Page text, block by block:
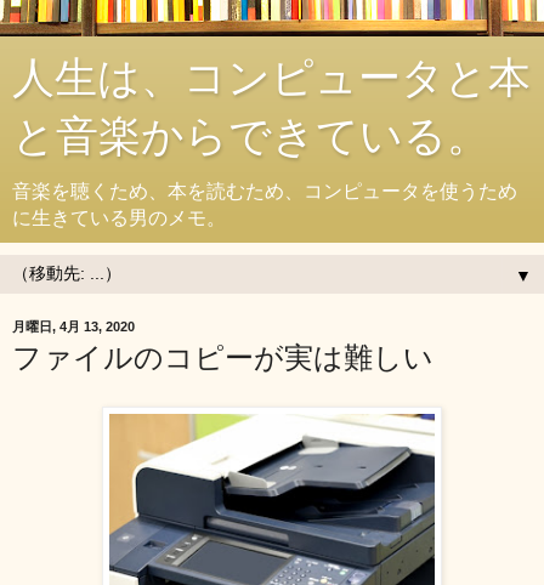
人生は、コンピュータと本
と音楽からできている。
音楽を聴くため、本を読むため、コンピュータを使うため
に生きている男のメモ。
▼
月曜日, 4月 13, 2020
ファイルのコピーが実は難しい